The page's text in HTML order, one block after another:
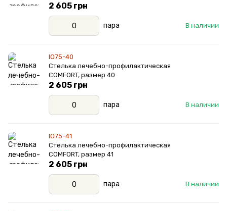
В наличии
2 605 грн
пара
IO75-40
Стелька лечебно-профилактическая
COMFORT, размер 40
В наличии
2 605 грн
пара
IO75-41
Стелька лечебно-профилактическая
COMFORT, размер 41
В наличии
2 605 грн
пара